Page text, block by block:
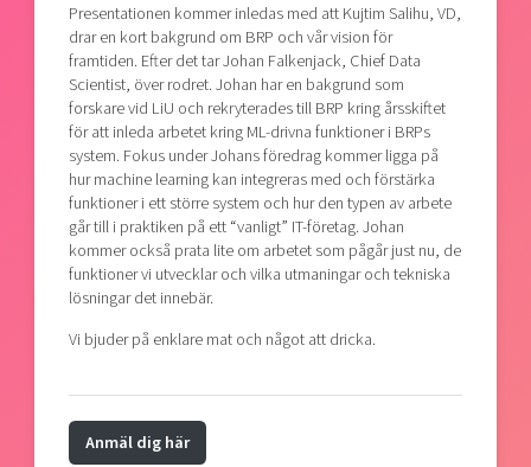
Presentationen kommer inledas med att Kujtim Salihu, VD,
drar en kort bakgrund om BRP och vår vision för
framtiden. Efter det tar Johan Falkenjack, Chief Data
Scientist, över rodret. Johan har en bakgrund som
forskare vid LiU och rekryterades till BRP kring årsskiftet
för att inleda arbetet kring ML-drivna funktioner i BRPs
system. Fokus under Johans föredrag kommer ligga på
hur machine learning kan integreras med och förstärka
funktioner i ett större system och hur den typen av arbete
går till i praktiken på ett “vanligt” IT-företag. Johan
kommer också prata lite om arbetet som pågår just nu, de
funktioner vi utvecklar och vilka utmaningar och tekniska
lösningar det innebär.
Vi bjuder på enklare mat och något att dricka.
Anmäl dig här